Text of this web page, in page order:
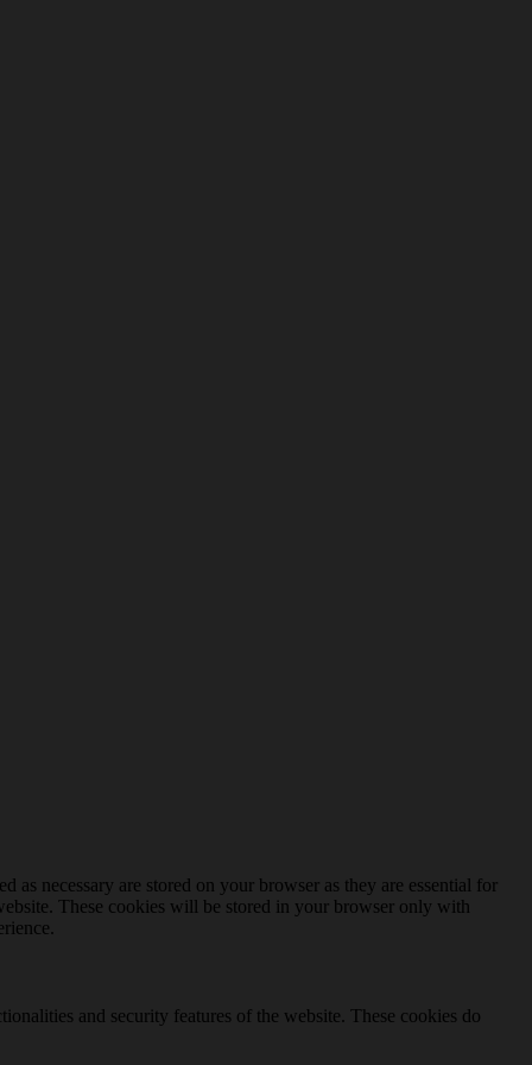
necessary are stored on your browser as they are essential for
These cookies will be stored in your browser only with
and security features of the website. These cookies do